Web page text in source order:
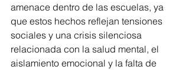
amenace dentro de las escuelas, ya
que estos hechos reflejan tensiones
sociales y una crisis silenciosa
relacionada con la salud mental, el
aislamiento emocional y la falta de